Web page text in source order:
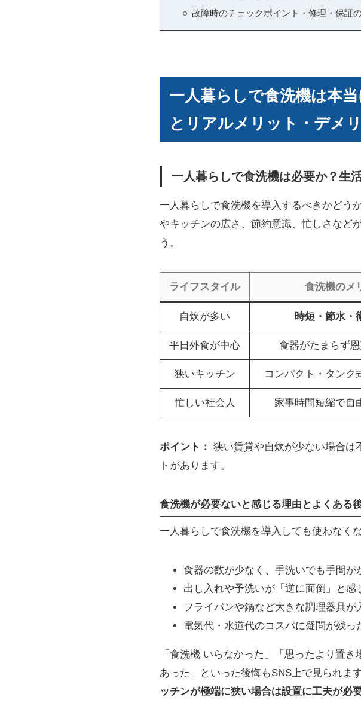
故障時のチェックポイント・修理・保証
一人暮らしで食洗機は本
とリアルメリット・デメ
一人暮らしで食洗機は必要か？生
一人暮らしで食洗機を導入するべきかどう
やキッチンの広さ、節約意識、忙しさなど
う。
ライフスタイル 食洗機のメ
自炊が多い 時短・節水・
平日外食が中心 食器がたまらず
狭いキッチン コンパクト・タンク
忙しい社会人 家事時間短縮で自
ポイント： 狭い賃貸や自炊が少ない場合は
トがあります。
食洗機が必要ないと感じる理由とよくある
一人暮らしで食洗機を導入しても使わなく
食器の数が少なく、手洗いでも手間が
出し入れや予洗いが「逆に面倒」と感
フライパンや鍋など大きな調理器具が
電気代・水道代のコスパに疑問が残っ
「食洗機 いらなかった」「思ったより置
あった」といった後悔もSNS上で見られま
ッチンが極端に狭い場合は設置に工夫が必要